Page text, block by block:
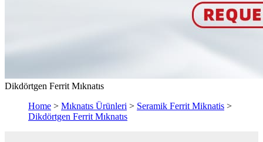
Dikdörtgen Ferrit Mıknatıs
Home > Mıknatıs Ürünleri > Seramik Ferrit Miknatis >
Dikdörtgen Ferrit Mıknatıs